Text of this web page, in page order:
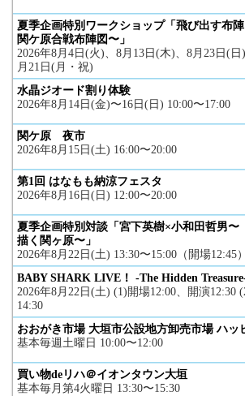
夏季企画特別ワークショップ「飛び出す布
関ケ原合戦布陣図〜」
2026年8月4日(火)、8月13日(木)、8月23日(
月21日(月・祝)
水晶ジオード割り体験
2026年8月14日(金)〜16日(日) 10:00〜17:00
関ケ原 夜市
2026年8月15日(土) 16:00〜20:00
第1回 はなもも納涼フェスタ
2026年8月16日(日) 12:00〜20:00
夏季企画特別対談「宮下英樹×小和田哲男〜
描く関ヶ原〜」
2026年8月22日(土) 13:30〜15:00（開場12:45）
BABY SHARK LIVE！ -The Hidden
2026年8月22日(土) (1)開場12:00、開演12:30
14:30
おおがき市場 大垣市公設地方卸売市場 ハッ
基本毎週土曜日 10:00〜12:00
買い物deリハ＠イオンタウン大垣
基本毎月第4火曜日 13:30〜15:30